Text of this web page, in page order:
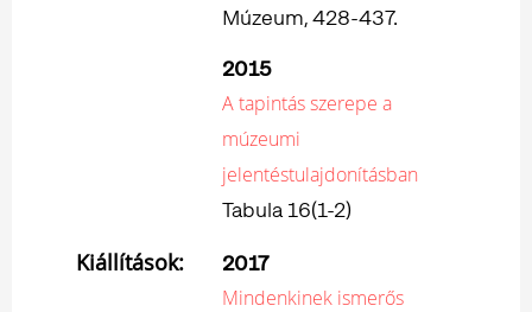
Múzeum, 428-437.
2015
A tapintás szerepe a
múzeumi
jelentéstulajdonításban
Tabula 16(1-2)
Kiállítások: 2017
Mindenkinek ismerős